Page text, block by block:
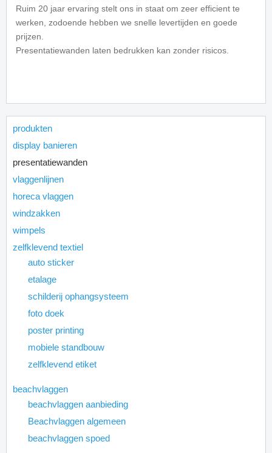
Ruim 20 jaar ervaring stelt ons in staat om zeer efficient te
werken, zodoende hebben we snelle levertijden en goede
prijzen.
Presentatiewanden laten bedrukken kan zonder risicos.
produkten
display banieren
presentatiewanden
vlaggenlijnen
horeca vlaggen
windzakken
wimpels
zelfklevend textiel
auto sticker
etalage
schilderij ophangsysteem
foto doek
poster printing
mobiele standbouw
zelfklevend etiket
beachvlaggen
beachvlaggen aanbieding
Beachvlaggen algemeen
beachvlaggen spoed